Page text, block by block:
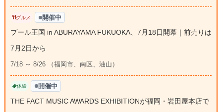
グルメ 開催中
プール王国 in ABURAYAMA FUKUOKA、7月18日開幕｜前売りは
7月2日から
7/18 ～ 8/26 （福岡市、南区、油山）
体験 開催中
THE FACT MUSIC AWARDS EXHIBITIONが福岡・岩田屋本店で